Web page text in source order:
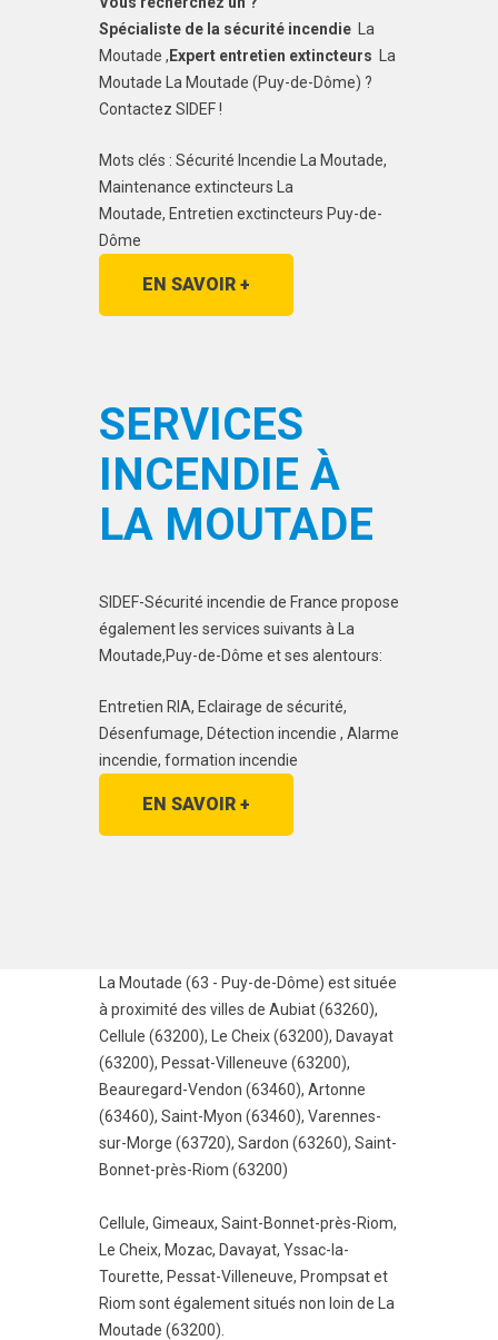
Spécialiste de la sécurité incendie La
Moutade , Expert entretien extincteurs
La
Moutade La Moutade (Puy-de-Dôme) ?
Contactez SIDEF !
Mots clés : Sécurité Incendie La Moutade,
Maintenance extincteurs La
Moutade, Entretien exctincteurs Puy-de-
Dôme
EN SAVOIR +
SERVICES
INCENDIE À
LA MOUTADE
SIDEF-Sécurité incendie de France propose
également les services suivants à La
Moutade,Puy-de-Dôme et ses alentours:
Entretien RIA, Eclairage de sécurité,
Désenfumage, Détection incendie , Alarme
incendie, formation incendie
EN SAVOIR +
La Moutade (63 - Puy-de-Dôme) est située
à proximité des villes de Aubiat (63260),
Cellule (63200), Le Cheix (63200), Davayat
(63200), Pessat-Villeneuve (63200),
Beauregard-Vendon (63460), Artonne
(63460), Saint-Myon (63460), Varennes-
sur-Morge (63720), Sardon (63260), Saint-
Bonnet-près-Riom (63200)
Cellule, Gimeaux, Saint-Bonnet-près-Riom,
Le Cheix, Mozac, Davayat, Yssac-la-
Tourette, Pessat-Villeneuve, Prompsatet
Riom sont également situés non loin de La
Moutade (63200).